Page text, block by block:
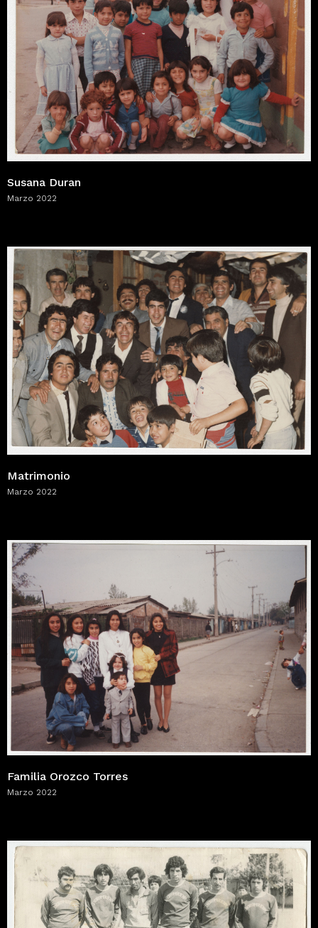
Susana Duran
Marzo 2022
Matrimonio
Marzo 2022
Familia Orozco Torres
Marzo 2022